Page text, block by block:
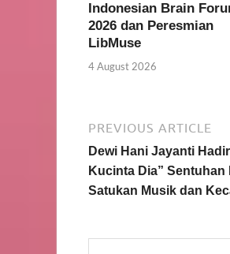
Indonesian Brain
2026 dan Peresmian
LibMuse
4 August 2026
PREVIOUS ARTICLE
Dewi Hani Jayanti
Kucinta Dia”
Satukan Musik dan